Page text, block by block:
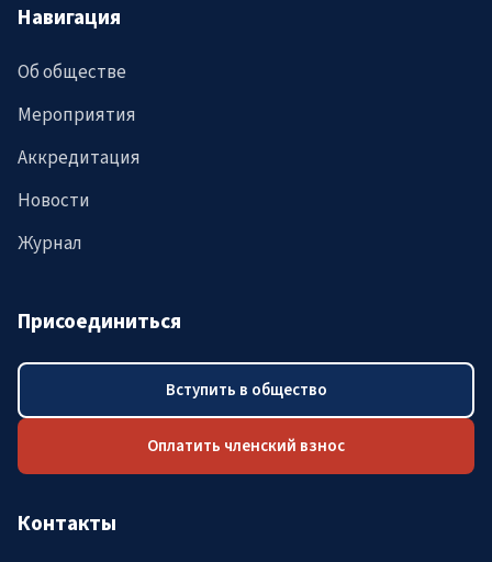
Навигация
Об обществе
Мероприятия
Аккредитация
Новости
Журнал
Присоединиться
Вступить в общество
Оплатить членский взнос
Контакты